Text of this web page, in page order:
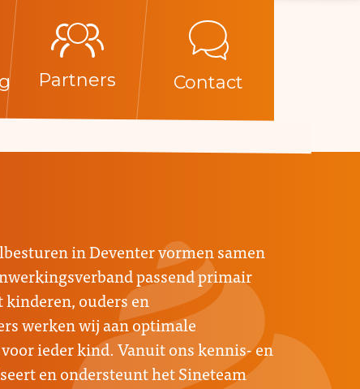
Partners Contact
in Deventer vormen samen
passend primair
ouders en
werken wij aan optimale
ieder kind. Vanuit ons kennis- en
en ondersteunt het Sineteam